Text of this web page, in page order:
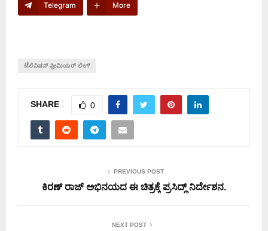
Telegram More
ಟೆಲಿವಿಷನ್ ಪ್ರೀಮಿಯರ್ ಲೀಗ್
SHARE 0
PREVIOUS POST
ಕಿರಣ್ ರಾಜ್ ಅಭಿನಯದ ಈ ಚಿತ್ರಕ್ಕೆ ಪ್ರಸಿದ್ಧ್ ನಿರ್ದೇಶನ.
NEXT POST